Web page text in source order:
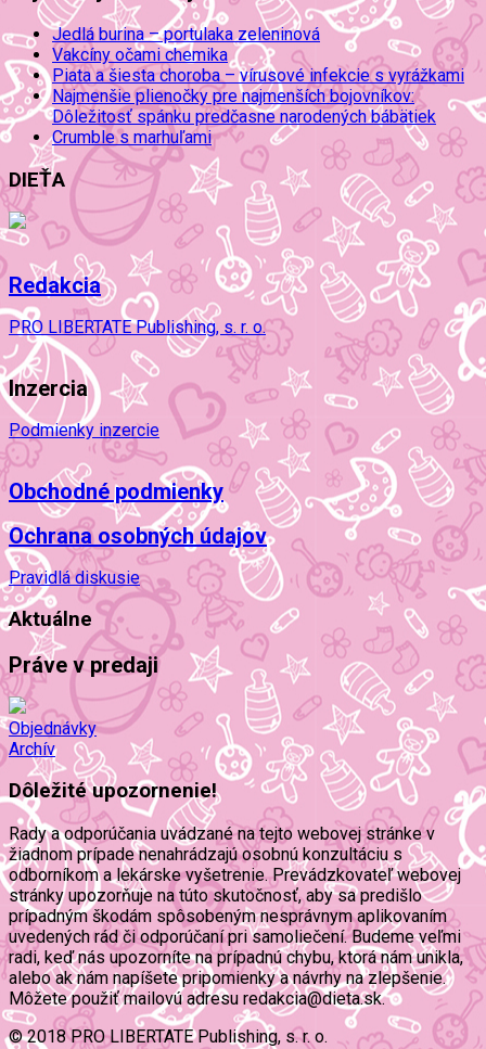
Jedlá burina – portulaka zeleninová
Vakcíny očami chemika
Piata a šiesta choroba – vírusové infekcie s vyrážkami
Najmenšie plienočky pre najmenších bojovníkov:
Dôležitosť spánku predčasne narodených bábätiek
Crumble s marhuľami
DIEŤA
Redakcia
PRO LIBERTATE Publishing, s. r. o.
Inzercia
Podmienky inzercie
Obchodné podmienky
Ochrana osobných údajov
Pravidlá diskusie
Aktuálne
Práve v predaji
Objednávky
Archív
Dôležité upozornenie!
Rady a odporúčania uvádzané na tejto webovej stránke v
žiadnom prípade nenahrádzajú osobnú konzultáciu s
odborníkom a lekárske vyšetrenie. Prevádzkovateľ webovej
stránky upozorňuje na túto skutočnosť, aby sa predišlo
prípadným škodám spôsobeným nesprávnym aplikovaním
uvedených rád či odporúčaní pri samoliečení. Budeme veľmi
radi, keď nás upozorníte na prípadnú chybu, ktorá nám unikla,
alebo ak nám napíšete pripomienky a návrhy na zlepšenie.
Môžete použiť mailovú adresu redakcia@dieta.sk.
© 2018 PRO LIBERTATE Publishing, s. r. o.